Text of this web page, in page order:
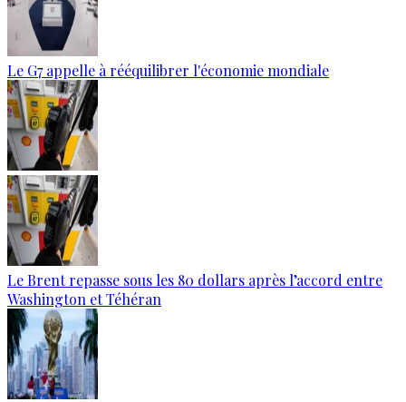
Le G7 appelle à rééquilibrer l'économie mondiale
Le Brent repasse sous les 80 dollars après l’accord entre
Washington et Téhéran